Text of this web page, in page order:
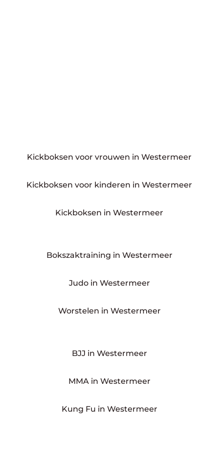
Kickboksen voor vrouwen in Westermeer
Kickboksen voor kinderen in Westermeer
Kickboksen in Westermeer
Bokszaktraining in Westermeer
Judo in Westermeer
Worstelen in Westermeer
BJJ in Westermeer
MMA in Westermeer
Kung Fu in Westermeer